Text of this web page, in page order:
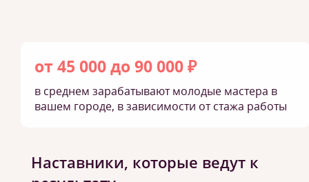
от 45 000 до 90 000 ₽
в среднем зарабатывают молодые мастера в
вашем городе, в зависимости от стажа работы
Наставники, которые ведут к